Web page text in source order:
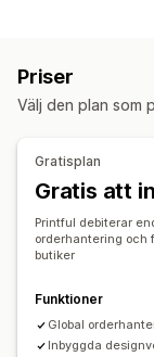
Inköpsställen
Generator för
Leveransalternativ
Ekologisk leverans
Priser
Välj den plan som
Gratisplan
Gratis att
Printful debiterar
orderhantering och
butiker
Funktioner
Global
Inbyggda